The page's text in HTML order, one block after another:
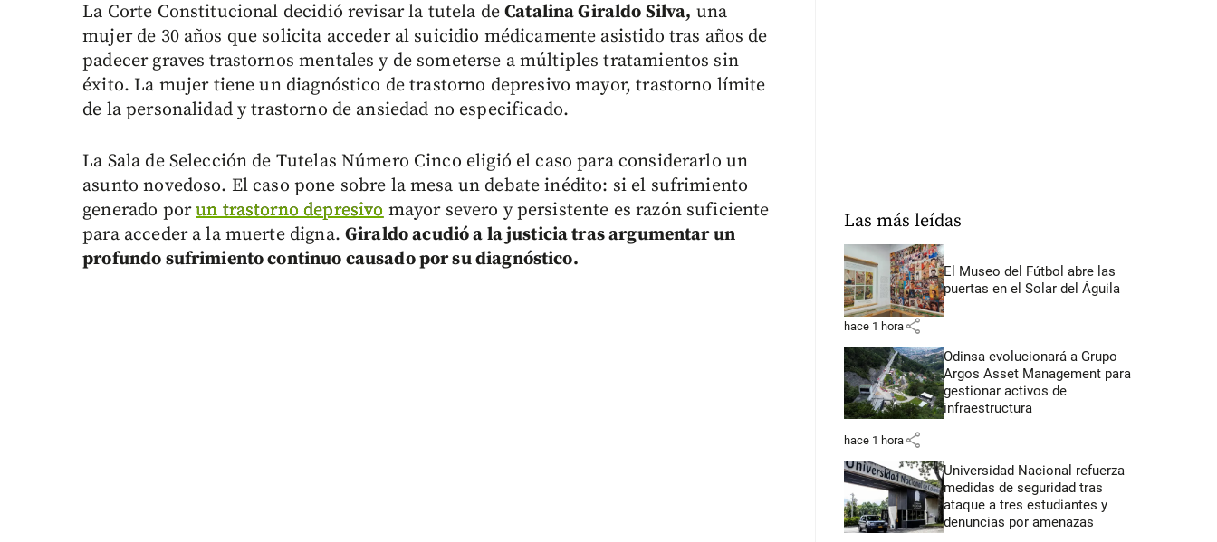
La Corte Constitucional decidió revisar la tutela deCatalina Giraldo Silva, una
mujer de 30 años que solicita acceder al suicidio médicamente asistido tras años de
padecer graves trastornos mentales y de someterse a múltiples tratamientos sin
éxito. La mujer tiene un diagnóstico de trastorno depresivo mayor, trastorno límite
de la personalidad y trastorno de ansiedad no especificado.
La Sala de Selección de Tutelas Número Cinco eligió el caso para considerarlo un
asunto novedoso. El caso pone sobre la mesa un debate inédito: si el sufrimiento
generado porun trastorno depresivomayor severo y persistente es razón suficiente
para acceder a la muerte digna. Giraldo acudió a la justicia tras argumentar un
profundo sufrimiento continuo causado por su diagnóstico.
Las más leídas
El Museo del Fútbol abre las
puertas en el Solar del Águila
hace 1 hora share
Odinsa evolucionará a Grupo
Argos Asset Management para
gestionar activos de
infraestructura
hace 1 hora share
Universidad Nacional refuerza
medidas de seguridad tras
ataque a tres estudiantes y
denuncias por amenazas